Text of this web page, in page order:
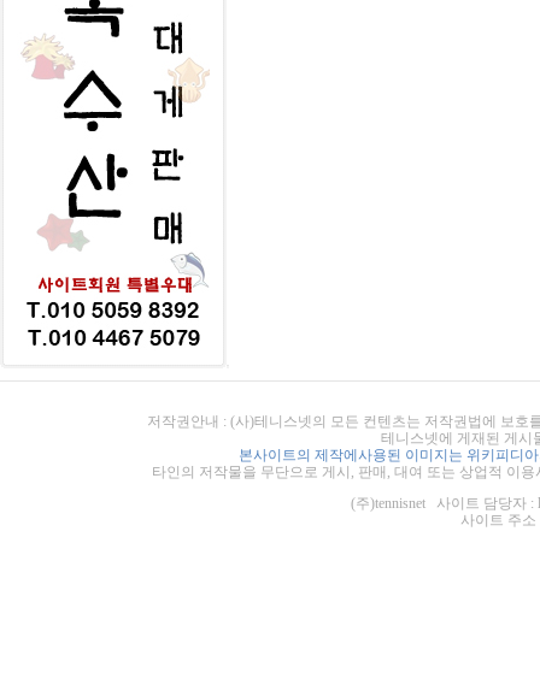
저작권안내 : (사)테니스넷의 모든 컨텐츠는 저작권법에 보
테니스넷에 게재된 게시
본사이트의 제작에사용된 이미지는 위키피디
타인의 저작물을 무단으로 게시, 판매, 대여 또는 상업적 이
(주)tennisnet 사이트 담당자 :
사이트 주